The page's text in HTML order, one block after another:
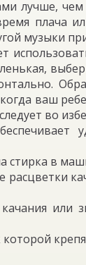
лучше,
плача
музыки
ваш
во
стирка в
расцветки
или
которой